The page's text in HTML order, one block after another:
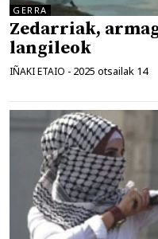
GERRA
Zedarriak,
langileok
IÑAKI ETAIO - 2025 otsailak 14